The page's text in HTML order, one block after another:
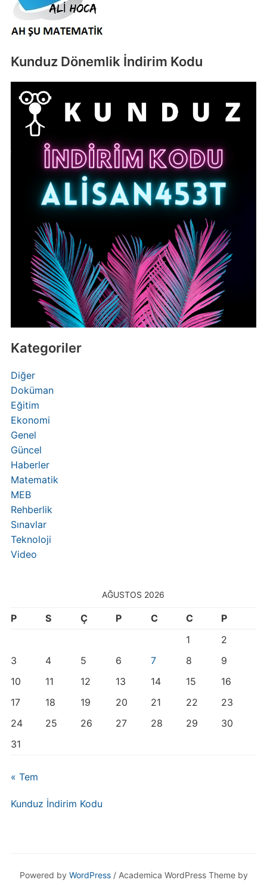
Kunduz Dönemlik İndirim Kodu
Kategoriler
Diğer
Doküman
Eğitim
Ekonomi
Genel
Güncel
Haberler
Matematik
MEB
Rehberlik
Sınavlar
Teknoloji
Video
AĞUSTOS 2026
P S Ç P C C
P
1
2
3
4 5 6 7 8
9
10
11 12 13 14 15
16
17
18 19 20 21 22
23
24
25 26 27 28 29
30
31
« Tem
Kunduz İndirim Kodu
Powered by WordPress/ Academica WordPress Theme by